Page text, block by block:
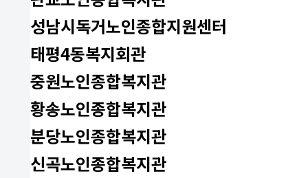
성남시독거노인종합지원센터
태평4동복지회관
중원노인종합복지관
황송노인종합복지관
분당노인종합복지관
신곡노인종합복지관